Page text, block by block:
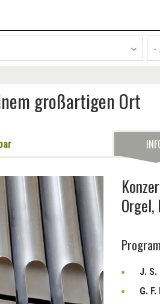
-
großartigen Ort
J. S.
G. F.